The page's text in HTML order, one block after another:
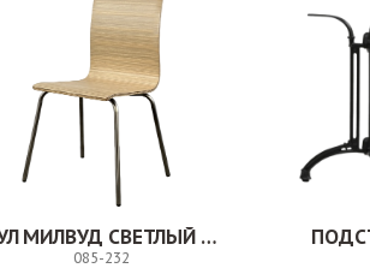
СТУЛ МИЛВУД СВЕТЛЫЙ ШЕЛК
085-232